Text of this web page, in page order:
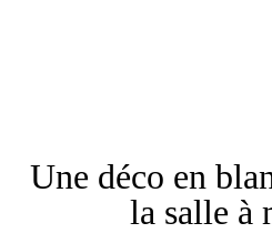
Une déco en
la salle à